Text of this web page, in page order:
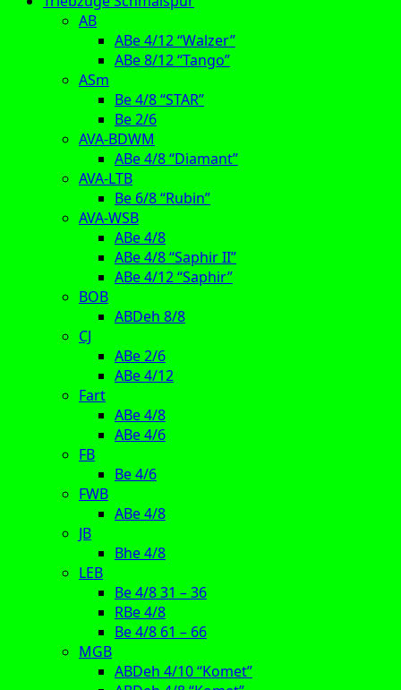
AB
ABe 4/12 “Walzer”
ABe 8/12 “Tango”
ASm
Be 4/8 “STAR”
Be 2/6
AVA-BDWM
ABe 4/8 “Diamant”
AVA-LTB
Be 6/8 “Rubin”
AVA-WSB
ABe 4/8
ABe 4/8 “Saphir II”
ABe 4/12 “Saphir”
BOB
ABDeh 8/8
CJ
ABe 2/6
ABe 4/12
Fart
ABe 4/8
ABe 4/6
FB
Be 4/6
FWB
ABe 4/8
JB
Bhe 4/8
LEB
Be 4/8 31 – 36
RBe 4/8
Be 4/8 61 – 66
MGB
ABDeh 4/10 “Komet”